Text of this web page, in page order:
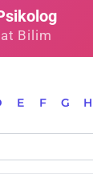
Bilim
E F G H